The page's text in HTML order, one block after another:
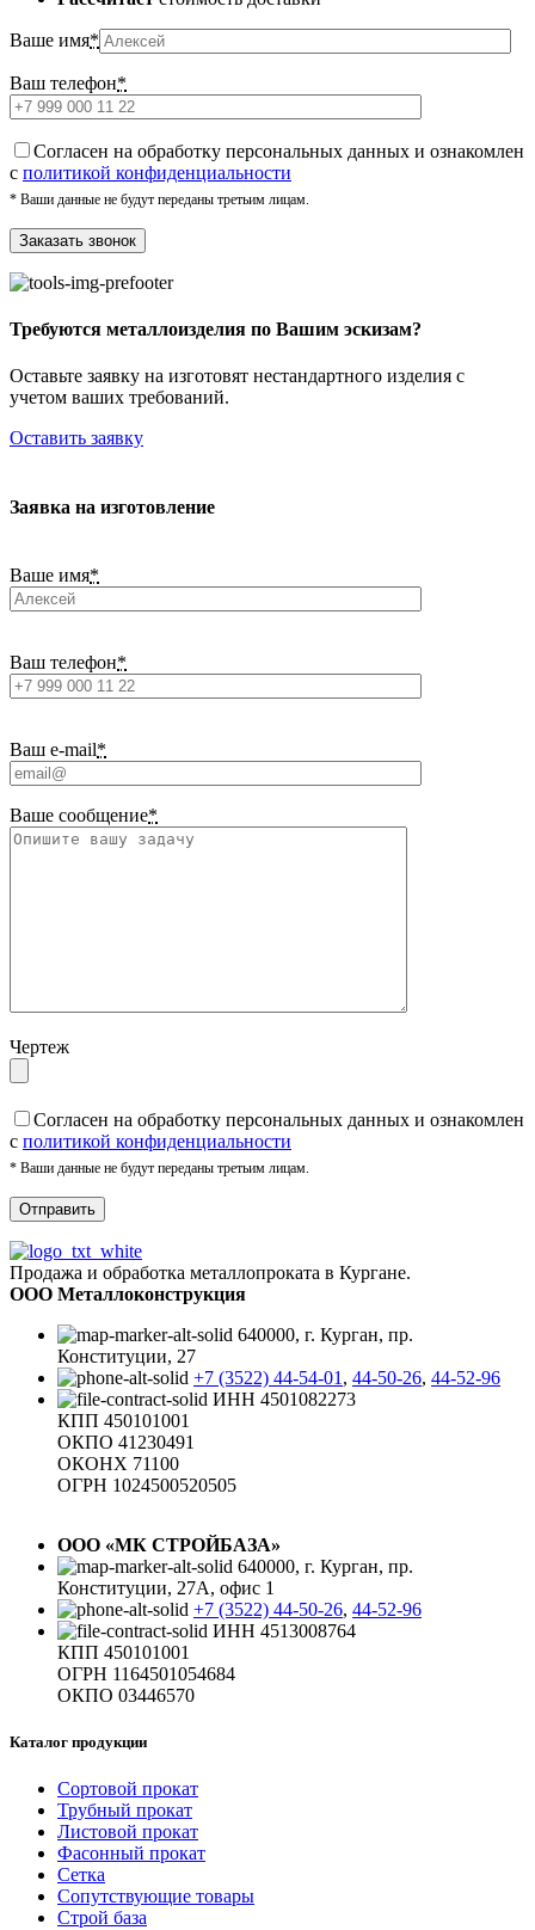
Ваше имя*
Ваш телефон*
Cогласен на обработку персональных данных и ознакомлен
с политикой конфиденциальности
* Ваши данные не будут переданы третьим лицам.
Требуются металлоизделия по Вашим эскизам?
Оставьте заявку на изготовят нестандартного изделия с
учетом ваших требований.
Оставить заявку
Заявка на изготовление
Ваше имя*
Ваш телефон*
Ваш e-mail*
Ваше сообщение*
Чертеж
Cогласен на обработку персональных данных и ознакомлен
с политикой конфиденциальности
* Ваши данные не будут переданы третьим лицам.
Продажа и обработка металлопроката в Кургане.
ООО Металлоконструкция
640000, г. Курган, пр.
Конституции, 27
+7 (3522) 44-54-01 , 44-50-26, 44-52-96
ИНН 4501082273
КПП 450101001
ОКПО 41230491
ОКОНХ 71100
ОГРН 1024500520505
ООО «МК СТРОЙБАЗА»
640000, г. Курган, пр.
Конституции, 27А, офис 1
+7 (3522) 44-50-26, 44-52-96
ИНН 4513008764
КПП 450101001
ОГРН 1164501054684
ОКПО 03446570
Каталог продукции
Сортовой прокат
Трубный прокат
Листовой прокат
Фасонный прокат
Сетка
Сопутствующие товары
Строй база